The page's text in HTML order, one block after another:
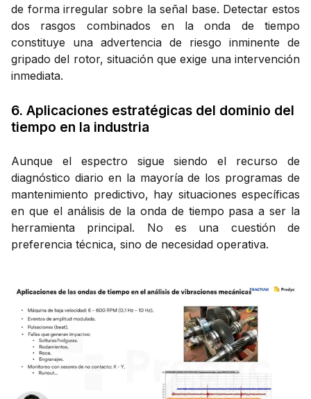
de forma irregular sobre la señal base. Detectar estos
dos rasgos combinados en la onda de tiempo
constituye una advertencia de riesgo inminente de
gripado del rotor, situación que exige una intervención
inmediata.
6. Aplicaciones estratégicas del dominio del
tiempo en la industria
Aunque el espectro sigue siendo el recurso de
diagnóstico diario en la mayoría de los programas de
mantenimiento predictivo, hay situaciones específicas
en que el análisis de la onda de tiempo pasa a ser la
herramienta principal. No es una cuestión de
preferencia técnica, sino de necesidad operativa.